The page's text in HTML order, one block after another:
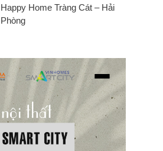
Happy Home Tràng Cát – Hải
Phòng